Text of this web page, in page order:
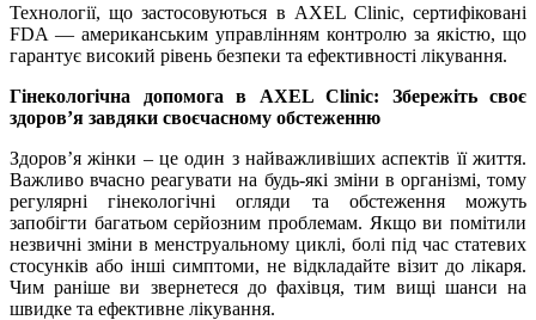
Технології, що застосовуються в AXEL Clinic, сертифіковані
FDA — американським управлінням контролю за якістю, що
гарантує високий рівень безпеки та ефективності лікування.
Гінекологічна допомога в AXEL Clinic: Збережіть своє
здоров’я завдяки своєчасному обстеженню
Здоров’я жінки – це один з найважливіших аспектів її життя.
Важливо вчасно реагувати на будь-які зміни в організмі, тому
регулярні гінекологічні огляди та обстеження можуть
запобігти багатьом серйозним проблемам. Якщо ви помітили
незвичні зміни в менструальному циклі, болі під час статевих
стосунків або інші симптоми, не відкладайте візит до лікаря.
Чим раніше ви звернетеся до фахівця, тим вищі шанси на
швидке та ефективне лікування.